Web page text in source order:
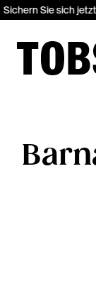
Sichern Sie sich